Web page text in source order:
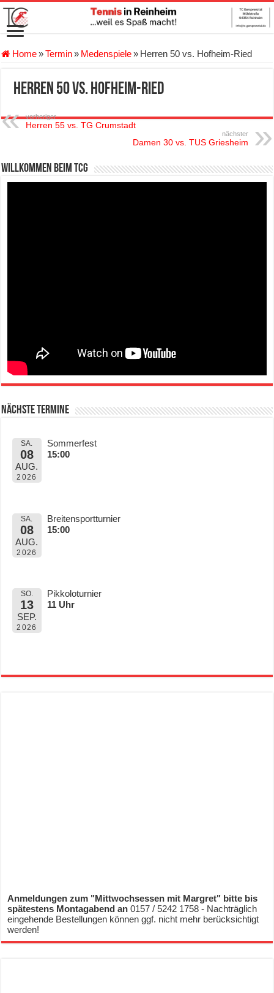
Home»Termin» Medenspiele» Herren 50 vs. Hofheim-Ried
Herren 50 vs. Hofheim-Ried
vorheriger
Herren 55 vs. TG Crumstadt
nächster
Damen 30 vs. TUS Griesheim
Willkommen beim TCG
Nächste Termine
SA.
08
AUG.
2026
Sommerfest
15:00
SA.
08
AUG.
2026
Breitensportturnier
15:00
SO.
13
SEP.
2026
Pikkoloturnier
11 Uhr
Anmeldungen zum "Mittwochsessen mit Margret" bitte bis
spätestens Montagabend an0157 / 5242 1758 - Nachträglich
eingehende Bestellungen können ggf. nicht mehr berücksichtigt
werden!